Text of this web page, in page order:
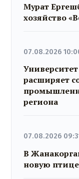
Мурат
хозяйство
07.08.2026
расширяет
региона
07.08.2026
В
новую